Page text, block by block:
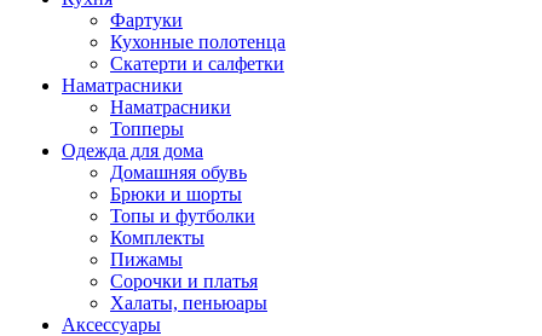
Фартуки
Кухонные полотенца
Скатерти и салфетки
Наматрасники
Наматрасники
Топперы
Одежда для дома
Домашняя обувь
Брюки и шорты
Топы и футболки
Комплекты
Пижамы
Сорочки и платья
Халаты, пеньюары
Аксессуары